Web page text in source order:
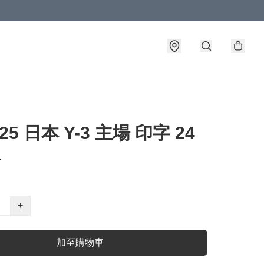
日本 Y-3 主場 印字 24
+
加至購物車